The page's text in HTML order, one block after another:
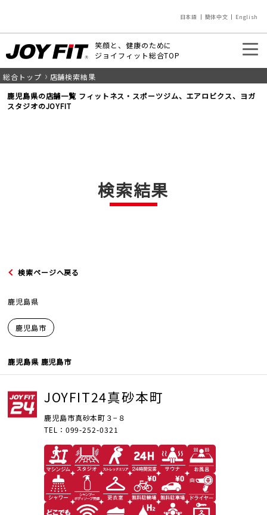
日本語 簡体中文 English
笑顔と、健康のために
ジョイフィット総合TOP
入会のご案内 店舗を探す
JOYFIT YOGA
JOYFIT+
法人会員制度
総合トップ
店舗検索結果
鹿児島県の店舗一覧 フィットネス・スポーツジム、エアロビクス、ヨガ
スタジオのJOYFIT
検索結果
検索ページへ戻る
鹿児島県
鹿児島市
鹿児島県 鹿児島市
JOYFIT24真砂本町
鹿児島市真砂本町３−８
TEL：099-252-0321